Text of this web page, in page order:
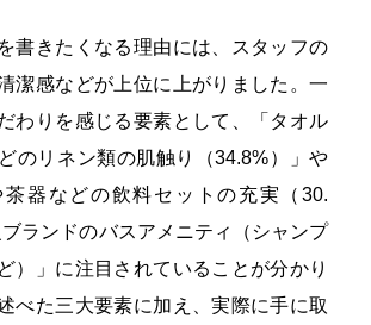
書きたくなる理由には、スタッフの
潔感などが上位に上がりました。一
わりを感じる要素として、「タオル
のリネン類の肌触り（34.8%）」や
茶器などの飲料セットの充実（30.
ランドのバスアメニティ（シャンプ
）」に注目されていることが分かり
べた三大要素に加え、実際に手に取